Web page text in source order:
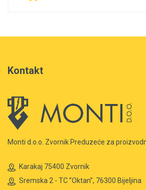
Kontakt
Monti d.o.o. Zvornik Preduzeće za
Karakaj 75400 Zvornik
Sremska 2 - TC ”Oktan”, 76300 Bijeljina